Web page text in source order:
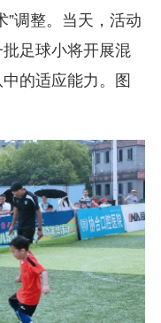
”调整。当天，活动
足球小将开展混
的适应能力。图